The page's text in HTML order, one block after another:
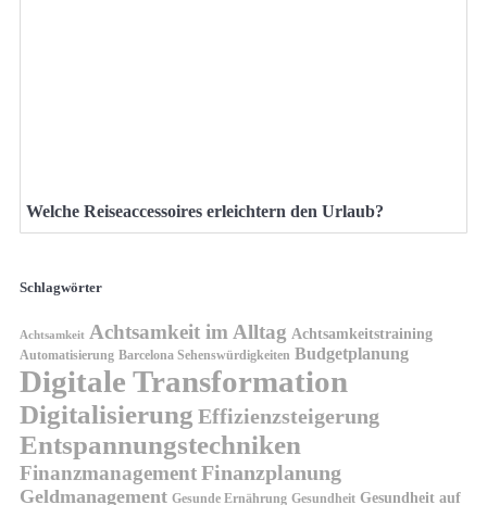
Welche Reiseaccessoires erleichtern den Urlaub?
Schlagwörter
Achtsamkeit Achtsamkeit im Alltag Achtsamkeitstraining
Automatisierung Barcelona Sehenswürdigkeiten Budgetplanung
Digitale Transformation
Digitalisierung Effizienzsteigerung
Entspannungstechniken
FinanzmanagementFinanzplanung
Geldmanagement Gesunde Ernährung Gesundheit Gesundheit auf